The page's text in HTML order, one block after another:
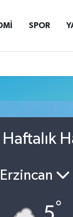
SPOR
Haftalık
Erzincan
°